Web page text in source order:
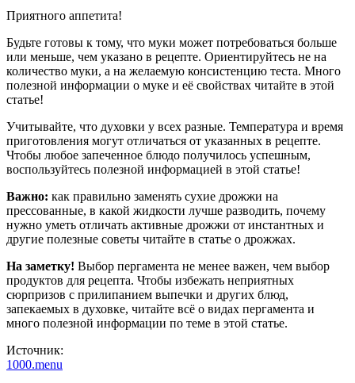
Приятного аппетита!
Будьте готовы к тому, что муки может потребоваться больше
или меньше, чем указано в рецепте. Ориентируйтесь не на
количество муки, а на желаемую консистенцию теста. Много
полезной информации о муке и её свойствах читайте в этой
статье!
Учитывайте, что духовки у всех разные. Температура и время
приготовления могут отличаться от указанных в рецепте.
Чтобы любое запеченное блюдо получилось успешным,
воспользуйтесь полезной информацией в этой статье!
Важно: как правильно заменять сухие дрожжи на
прессованные, в какой жидкости лучше разводить, почему
нужно уметь отличать активные дрожжи от инстантных и
другие полезные советы читайте в статье о дрожжах.
На заметку! Выбор пергамента не менее важен, чем выбор
продуктов для рецепта. Чтобы избежать неприятных
сюрпризов с прилипанием выпечки и других блюд,
запекаемых в духовке, читайте всё о видах пергамента и
много полезной информации по теме в этой статье.
Источник:
1000.menu